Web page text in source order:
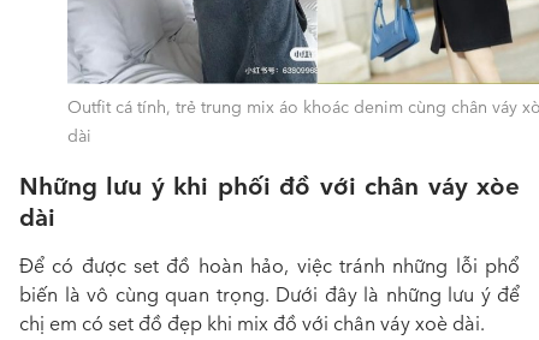
Outfit cá tính, trẻ trung mix áo khoác denim cùng chân váy
dài
Những lưu ý khi phối đồ với chân váy xòe
dài
Để có được set đồ hoàn hảo, việc tránh những lỗi phổ
biến là vô cùng quan trọng. Dưới đây là những lưu ý để
chị em có set đồ đẹp khi mix đồ với chân váy xoè dài.